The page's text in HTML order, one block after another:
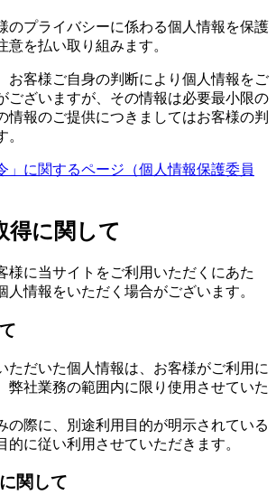
のプライバシーに係わる個人情報を保護
意を払い取り組みます。
お客様ご自身の判断により個人情報をご
ございますが、その情報は必要最小限の
情報のご提供につきましてはお客様の判
」に関するページ（個人情報保護委員
得に関して
様に当サイトをご利用いただくにあた
人情報をいただく場合がございます。
ただいた個人情報は、お客様がご利用に
弊社業務の範囲内に限り使用させていた
の際に、別途利用目的が明示されている
的に従い利用させていただきます。
関して